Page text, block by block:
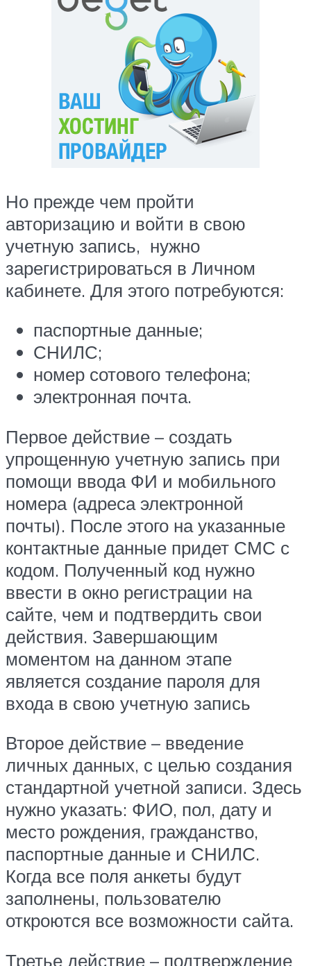
Но прежде чем пройти
авторизацию и войти в свою
учетную запись, нужно
зарегистрироваться в Личном
кабинете. Для этого потребуются:
паспортные данные;
СНИЛС;
номер сотового телефона;
электронная почта.
Первое действие – создать
упрощенную учетную запись при
помощи ввода ФИ и мобильного
номера (адреса электронной
почты). После этого на указанные
контактные данные придет СМС с
кодом. Полученный код нужно
ввести в окно регистрации на
сайте, чем и подтвердить свои
действия. Завершающим
моментом на данном этапе
является создание пароля для
входа в свою учетную запись
Второе действие – введение
личных данных, с целью создания
стандартной учетной записи. Здесь
нужно указать: ФИО, пол, дату и
место рождения, гражданство,
паспортные данные и СНИЛС.
Когда все поля анкеты будут
заполнены, пользователю
откроются все возможности сайта.
Третье действие – подтверждение